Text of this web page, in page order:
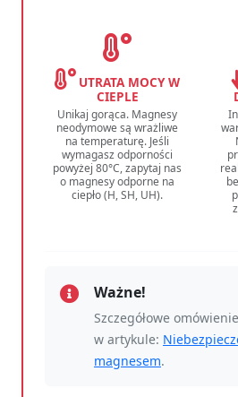
UTRATA MOCY W
CIEPLE
Unikaj gorąca. Magnesy
neodymowe są wrażliwe
na temperaturę. Jeśli
wymagasz odporności
powyżej 80°C, zapytaj nas
o magnesy odporne na
ciepło (H, SH, UH).
Ważne!
Szczegółowe
w artykule:
magnesem.